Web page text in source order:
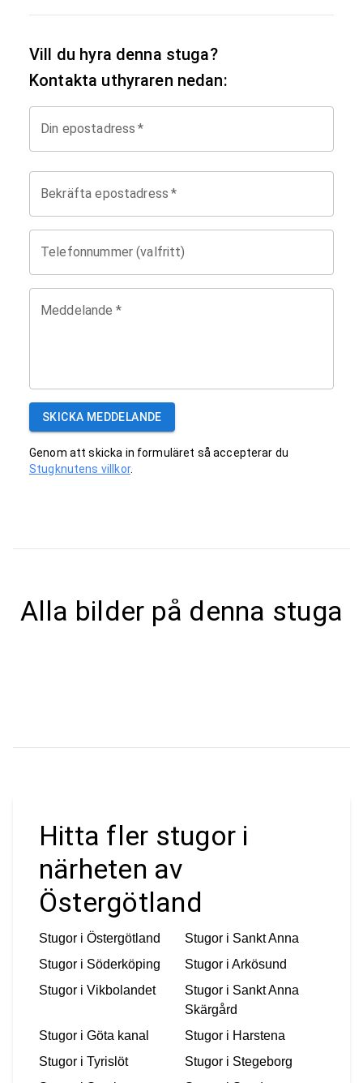
Vill du hyra denna stuga?
Kontakta uthyraren nedan:
Din epostadress *
Bekräfta epostadress *
Telefonnummer (valfritt)
Meddelande *
SKICKA MEDDELANDE
Genom att skicka in formuläret så accepterar du
Stugknutens villkor.
Alla bilder på denna stuga
Hitta fler stugor i
närheten av
Östergötland
Stugor i Östergötland Stugor i Sankt Anna
Stugor i Söderköping Stugor i Arkösund
Stugor i Vikbolandet Stugor i Sankt Anna
Skärgård
Stugor i Göta kanal Stugor i Harstena
Stugor i Tyrislöt Stugor i Stegeborg